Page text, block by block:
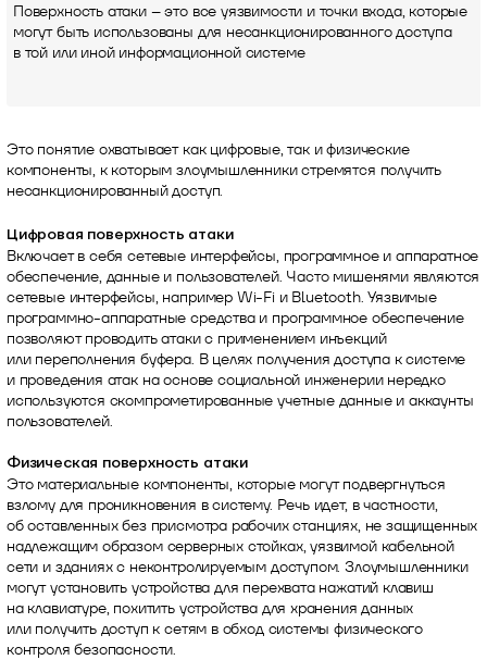
Поверхность атаки – это все уязвимости и точки входа, которые
могут быть использованы для несанкционированного доступа
в той или иной информационной системе
Это понятие охватывает как цифровые, так и физические
компоненты, к которым злоумышленники стремятся получить
несанкционированный доступ.
Цифровая поверхность атаки
Включает в себя сетевые интерфейсы, программное и аппаратное
обеспечение, данные и пользователей. Часто мишенями являются
сетевые интерфейсы, например Wi-Fi и Bluetooth. Уязвимые
программно-аппаратные средства и программное обеспечение
позволяют проводить атаки с применением инъекций
или переполнения буфера. В целях получения доступа к системе
и проведения атак на основе социальной инженерии нередко
используются скомпрометированные учетные данные и аккаунты
пользователей.
Физическая поверхность атаки
Это материальные компоненты, которые могут подвергнуться
взлому для проникновения в систему. Речь идет, в частности,
об оставленных без присмотра рабочих станциях, не защищенных
надлежащим образом серверных стойках, уязвимой кабельной
сети и зданиях с неконтролируемым доступом. Злоумышленники
могут установить устройства для перехвата нажатий клавиш
на клавиатуре, похитить устройства для хранения данных
или получить доступ к сетям в обход системы физического
контроля безопасности.